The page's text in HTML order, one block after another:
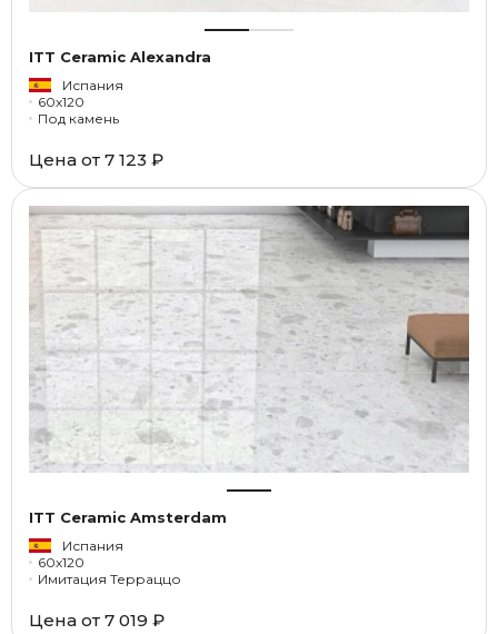
ITT Ceramic Alexandra
Испания
60x120
Под камень
Цена от 7 123 ₽
ITT Ceramic Amsterdam
Испания
60x120
Имитация Терраццо
Цена от 7 019 ₽